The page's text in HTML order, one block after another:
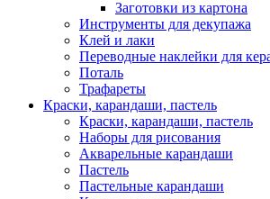
Заготовки из картона
Инструменты для декупажа
Клей и лаки
Переводные наклейки для
Поталь
Трафареты
Краски, карандаши, пастель
Краски, карандаши, пастель
Наборы для рисования
Акварельные карандаши
Пастель
Пастельные карандаши